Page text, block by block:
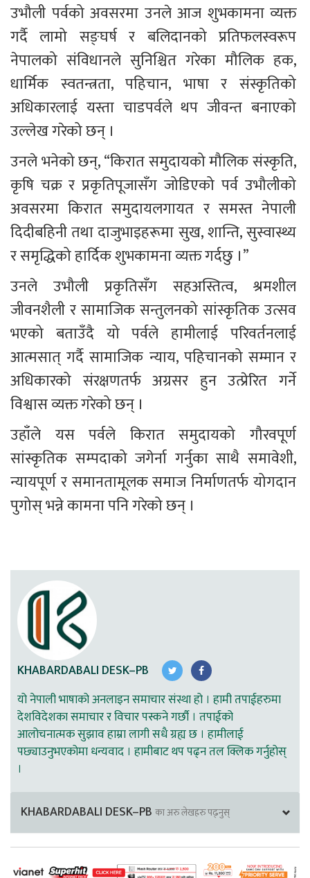
उभौली पर्वको अवसरमा उनले आज शुभकामना व्यक्त
गर्दै लामो सङ्घर्ष र बलिदानको प्रतिफलस्वरूप
नेपालको संविधानले सुनिश्चित गरेका मौलिक हक,
धार्मिक स्वतन्त्रता, पहिचान, भाषा र संस्कृतिको
अधिकारलाई यस्ता चाडपर्वले थप जीवन्त बनाएको
उल्लेख गरेको छन् ।
उनले भनेको छन्, “किरात समुदायको मौलिक संस्कृति,
कृषि चक्र र प्रकृतिपूजासँग जोडिएको पर्व उभौलीको
अवसरमा किरात समुदायलगायत र समस्त नेपाली
दिदीबहिनी तथा दाजुभाइहरूमा सुख, शान्ति, सुस्वास्थ्य
र समृद्धिको हार्दिक शुभकामना व्यक्त गर्दछु ।”
उनले उभौली प्रकृतिसँग सहअस्तित्व, श्रमशील
जीवनशैली र सामाजिक सन्तुलनको सांस्कृतिक उत्सव
भएको बताउँदै यो पर्वले हामीलाई परिवर्तनलाई
आत्मसात् गर्दै सामाजिक न्याय, पहिचानको सम्मान र
अधिकारको संरक्षणतर्फ अग्रसर हुन उत्प्रेरित गर्ने
विश्वास व्यक्त गरेको छन् ।
उहाँले यस पर्वले किरात समुदायको गौरवपूर्ण
सांस्कृतिक सम्पदाको जगेर्ना गर्नुका साथै समावेशी,
न्यायपूर्ण र समानतामूलक समाज निर्माणतर्फ योगदान
पुगोस् भन्ने कामना पनि गरेको छन् ।
KHABARDABALI DESK–PB
यो नेपाली भाषाको अनलाइन समाचार संस्था हो । हामी तपाईहरुमा
देशविदेशका समाचार र विचार पस्कने गर्छौ । तपाईको
आलोचनात्मक सुझाव हाम्रा लागी सधै ग्रह्य छ । हामीलाई
पछ्याउनुभएकोमा धन्यवाद । हामीबाट थप पढ्न तल क्लिक गर्नुहोस्
।
KHABARDABALI DESK–PB का अरु लेखहरु पढ्नुस्